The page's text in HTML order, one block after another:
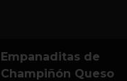
Empanaditas de
Champiñón Queso